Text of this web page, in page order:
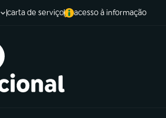
carta de serviço acesso à informação